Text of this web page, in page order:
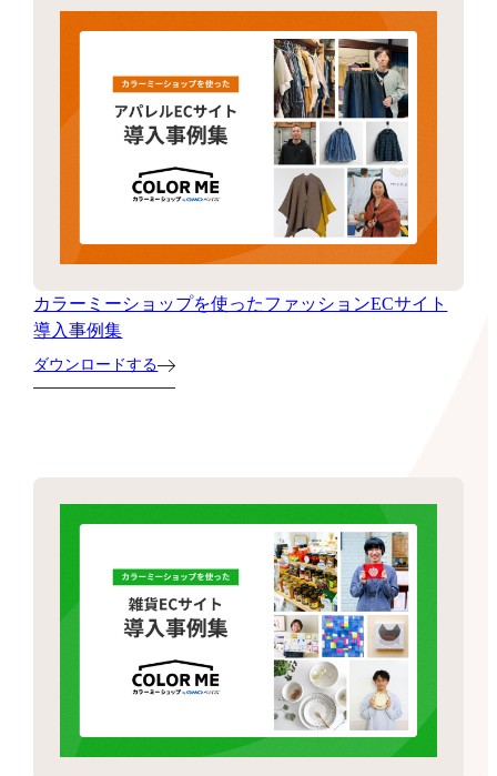
カラーミーショップを使ったファッションECサイト
導入事例集
ダウンロードする